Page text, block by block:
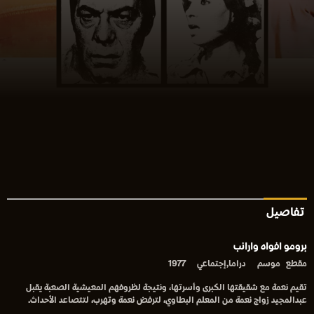
تفاصيل
برومو افواه وارانب
مقطع موسم دراما,إجتماعي 1977
تقيم نعمة مع شقيقتها الكبرى وأسرتها، ونتيجة لظروفهم المعيشية الصعبة يقبل
عبدالمجيد زواج نعمة من المعلم البطاوي، لترفض نعمة وتهرب، لتتصاعد الأحداث.